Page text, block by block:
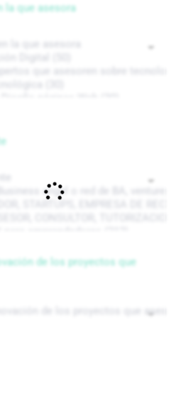
la que asesora
de los proyectos que